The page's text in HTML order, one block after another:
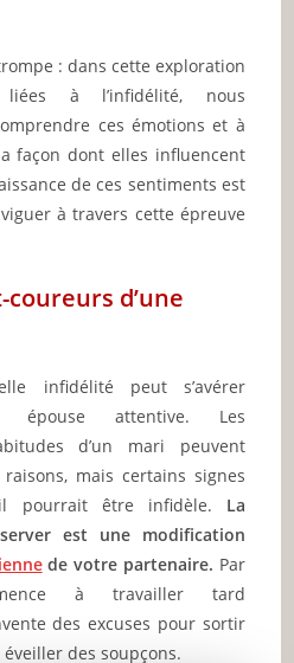
: dans cette exploration
liées à l’infidélité, nous
ces émotions et à
façon dont elles influencent
de ces sentiments est
à travers cette épreuve
d’une
infidélité peut s’avérer
attentive. Les
d’un mari peuvent
mais certains signes
pourrait être infidèle. La
est une modification
de votre partenaire. Par
à travailler tard
des excuses pour sortir
des soupçons.